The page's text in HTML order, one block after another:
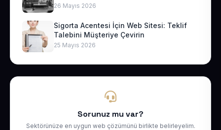
26 Mayıs 2026
Sigorta Acentesi İçin Web Sitesi: Teklif
Talebini Müşteriye Çevirin
25 Mayıs 2026
Sorunuz mu var?
Sektörünüze en uygun web çözümünü birlikte belirleyelim.